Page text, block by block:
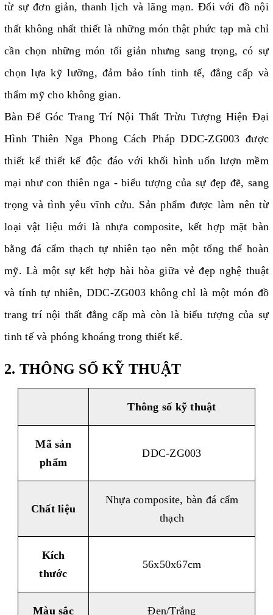
từ sự đơn giản, thanh lịch và lãng mạn. Đối với đồ nội
thất không nhất thiết là những món thật phức tạp mà chỉ
cần chọn những món tối giản nhưng sang trọng, có sự
chọn lựa kỹ lưỡng, đảm bảo tính tinh tế, đẳng cấp và
thẩm mỹ cho không gian.
Bàn Để Góc Trang Trí Nội Thất Trừu Tượng Hiện Đại
Hình Thiên Nga Phong Cách Pháp DDC-ZG003 được
thiết kế thiết kế độc đáo với khối hình uốn lượn mềm
mại như con thiên nga - biểu tượng của sự đẹp đẽ, sang
trọng và tình yêu vĩnh cửu. Sản phẩm được làm nên từ
loại vật liệu mới là nhựa composite, kết hợp mặt bàn
bằng đá cẩm thạch tự nhiên tạo nên một tổng thể hoàn
mỹ. Là một sự kết hợp hài hòa giữa vẻ đẹp nghệ thuật
và tính tự nhiên, DDC-ZG003 không chỉ là một món đồ
trang trí nội thất đẳng cấp mà còn là biểu tượng của sự
tinh tế và phóng khoáng trong thiết kế.
2. THÔNG SỐ KỸ THUẬT
Thông số kỹ thuật
Mã sản
phẩm
DDC-ZG003
Chất liệu
Nhựa composite, bàn đá cẩm
thạch
Kích
thước
56x50x67cm
Màu sắc Đen/Trắng